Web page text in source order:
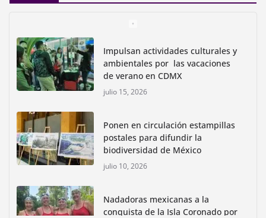
Impulsan actividades culturales y
ambientales por las vacaciones
de verano en CDMX
julio 15, 2026
Ponen en circulación estampillas
postales para difundir la
biodiversidad de México
julio 10, 2026
Nadadoras mexicanas a la
conquista de la Isla Coronado por